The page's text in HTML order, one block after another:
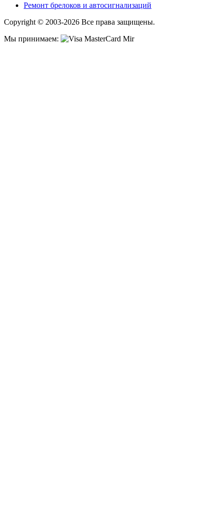
Ремонт брелоков и автосигнализаций
Copyright © 2003-2026 Все права защищены.
Мы принимаем: